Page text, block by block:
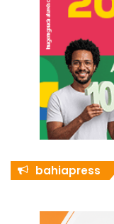
bahiapress